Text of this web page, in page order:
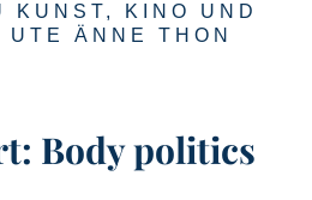
KUNST, KINO UND
UTE ÄNNE THON
Body politics